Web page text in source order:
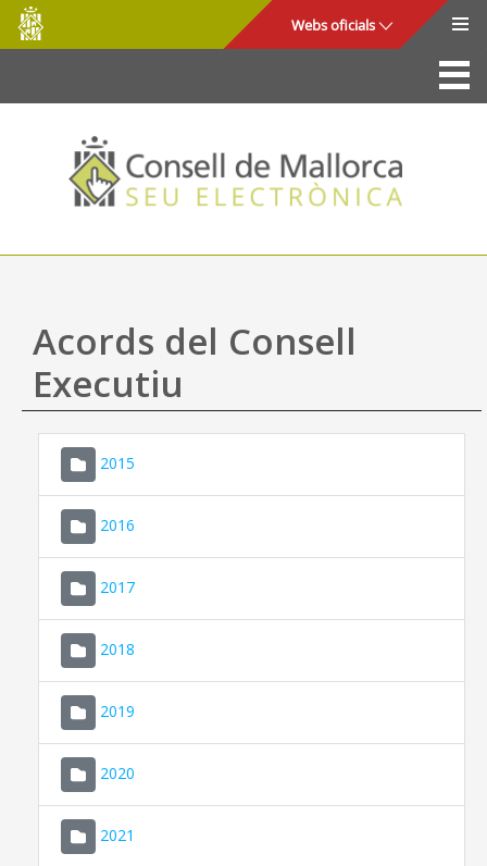
Salta al contingut principal
Consell
de
Mallorca
Webs oficials
La Seu
Consell de Mallorca
Accés i seguretat
Utilitats
Ajuda
Acords del Consell
Executiu
2015
2016
2017
2018
2019
2020
2021